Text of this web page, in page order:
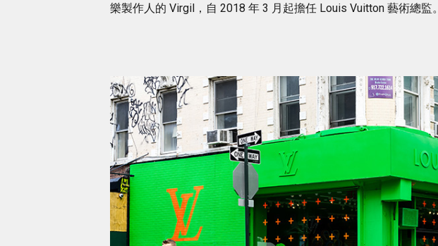
樂製作人的 Virgil，自 2018 年 3 月起擔任 Louis Vuitton 藝術總監。